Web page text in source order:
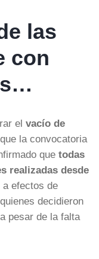
las
con
el vacío de
la convocatoria
que todas
realizadas desde
a efectos de
decidieron
pesar de la falta